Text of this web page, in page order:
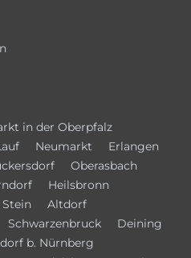
in der Oberpfalz
Neumarkt
Erlangen
Oberasbach
Heilsbronn
Stein
Altdorf
Schwarzenbruck
Deining
b. Nürnberg